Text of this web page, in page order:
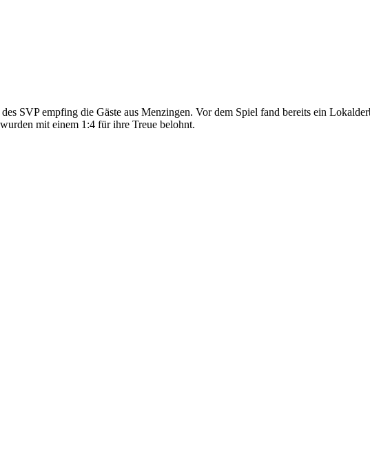
SVP empfing die Gäste aus Menzingen. Vor dem Spiel fand bereits ein
mit einem 1:4 für ihre Treue belohnt.